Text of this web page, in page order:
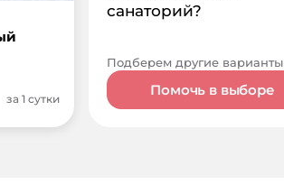
за 1 сутки
санаторий?
Подберем другие варианты
Помочь в выборе